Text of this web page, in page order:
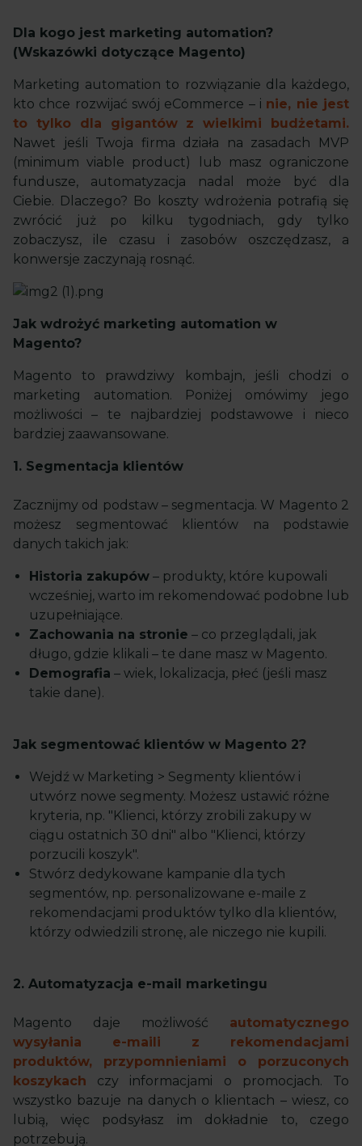
Dla kogo jest marketing automation?
(Wskazówki dotyczące Magento)
Marketing automation to rozwiązanie dla każdego,
kto chce rozwijać swój eCommerce – i nie, nie jest
to tylko dla gigantów z wielkimi budżetami.
Nawet jeśli Twoja firma działa na zasadach MVP
(minimum viable product) lub masz ograniczone
fundusze, automatyzacja nadal może być dla
Ciebie. Dlaczego? Bo koszty wdrożenia potrafią się
zwrócić już po kilku tygodniach, gdy tylko
zobaczysz, ile czasu i zasobów oszczędzasz, a
konwersje zaczynają rosnąć.
Jak wdrożyć marketing automation w
Magento?
Magento to prawdziwy kombajn, jeśli chodzi o
marketing automation. Poniżej omówimy jego
możliwości – te najbardziej podstawowe i nieco
bardziej zaawansowane.
1. Segmentacja klientów
Zacznijmy od podstaw – segmentacja. W Magento 2
możesz segmentować klientów na podstawie
danych takich jak:
Historia zakupów – produkty, które kupowali
wcześniej, warto im rekomendować podobne lub
uzupełniające.
Zachowania na stronie – co przeglądali, jak
długo, gdzie klikali – te dane masz w Magento.
Demografia – wiek, lokalizacja, płeć (jeśli masz
takie dane).
Jak segmentować klientów w Magento 2?
Wejdź w Marketing > Segmenty klientów i
utwórz nowe segmenty. Możesz ustawić różne
kryteria, np. "Klienci, którzy zrobili zakupy w
ciągu ostatnich 30 dni" albo "Klienci, którzy
porzucili koszyk".
Stwórz dedykowane kampanie dla tych
segmentów, np. personalizowane e-maile z
rekomendacjami produktów tylko dla klientów,
którzy odwiedzili stronę, ale niczego nie kupili.
2. Automatyzacja e-mail marketingu
Magento daje możliwość automatycznego
wysyłania e-maili z rekomendacjami
produktów, przypomnieniami o porzuconych
koszykach czy informacjami o promocjach. To
wszystko bazuje na danych o klientach – wiesz, co
lubią, więc podsyłasz im dokładnie to, czego
potrzebują.